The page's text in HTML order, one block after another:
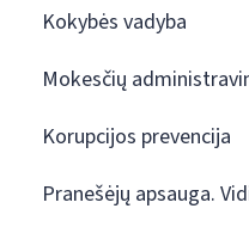
Kokybės vadyba
Mokesčių
Korupcijos prevencija
Pranešėjų apsauga.